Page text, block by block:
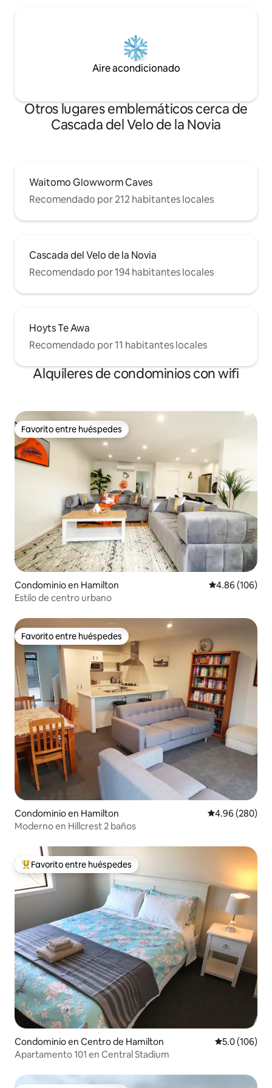
Aire acondicionado
Otros lugares emblemáticos cerca de
Cascada del Velo de la Novia
Waitomo Glowworm Caves
Recomendado por 212 habitantes locales
Cascada del Velo de la Novia
Recomendado por 194 habitantes locales
Hoyts Te Awa
Recomendado por 11 habitantes locales
Alquileres de condominios con wifi
Favorito entre huéspedes
Favorito entre huéspedes
Condominio en Hamilton Calificación
4.86 (106)
Estilo de centro urbano
Favorito entre huéspedes
Favorito entre huéspedes
Condominio en Hamilton Calificación
4.96 (280)
Moderno en Hillcrest 2 baños
De los mejores en Favorito entre huéspedes
Favorito entre huéspedes
Condominio en Centro de Hamilton Calificación
5.0 (106)
Apartamento 101 en Central Stadium